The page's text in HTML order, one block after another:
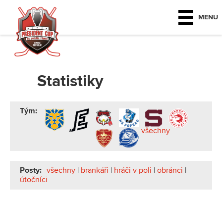
MENU
Statistiky
Tým:
všechny
Posty: všechny | brankáři | hráči v poli | obránci |
útočníci